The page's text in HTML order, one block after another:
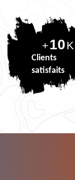
+10K
Clients
satisfaits